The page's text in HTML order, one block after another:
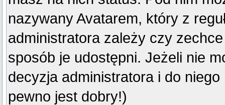
nazywany Avatarem, który z
administratora zależy czy
sposób je udostępni. Jeżeli nie
decyzja administratora i do
pewno jest dobry!)